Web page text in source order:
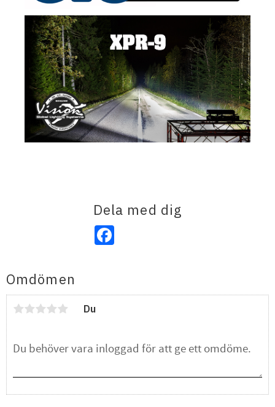
Dela med dig
Facebook
Omdömen
Du